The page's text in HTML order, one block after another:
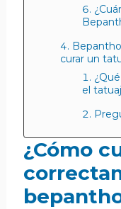
curar un
el
¿Cómo